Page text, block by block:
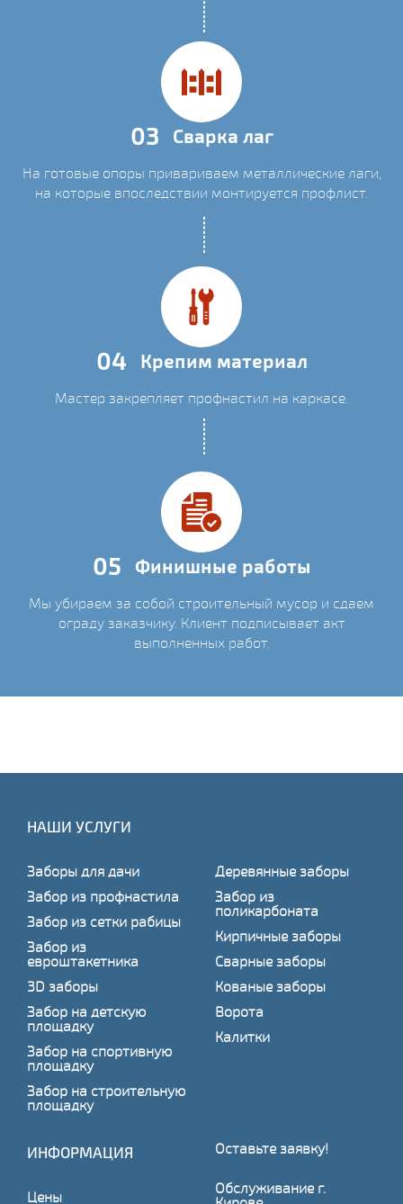
03 Сварка лаг
На готовые опоры привариваем металлические лаги,
на которые впоследствии монтируется профлист.
04 Крепим материал
Мастер закрепляет профнастил на каркасе.
05 Финишные работы
Мы убираем за собой строительный мусор и сдаем
ограду заказчику. Клиент подписывает акт
выполненных работ.
НАШИ УСЛУГИ
Заборы для дачи
Забор из профнастила
Забор из сетки рабицы
Забор из
евроштакетника
3D заборы
Забор на детскую
площадку
Забор на спортивную
площадку
Забор на строительную
площадку
Деревянные заборы
Забор из
поликарбоната
Кирпичные заборы
Сварные заборы
Кованые заборы
Ворота
Калитки
ИНФОРМАЦИЯ
Цены
Оставьте заявку!
Обслуживание г.